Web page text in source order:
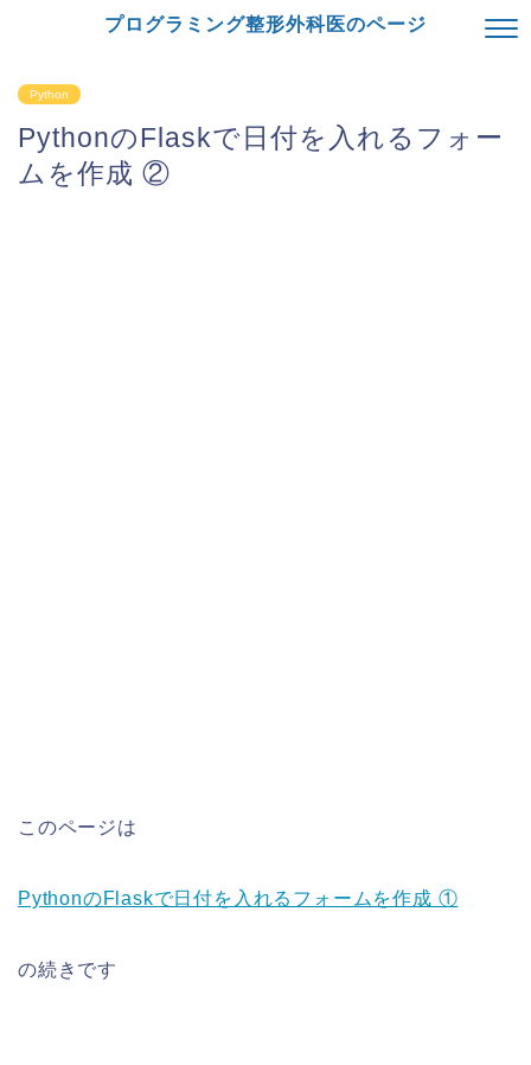
プログラミング整形外科医のページ
Python
PythonのFlaskで日付を入れるフォー
ムを作成 ②
このページは
PythonのFlaskで日付を入れるフォームを作成 ①
の続きです